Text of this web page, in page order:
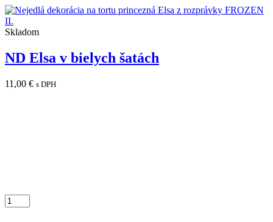
Skladom
ND Elsa v bielych šatách
11,00 € s DPH